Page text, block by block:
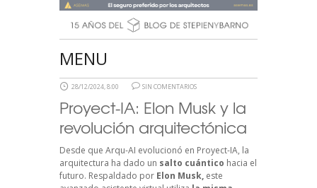
MENU
28/12/2024, 8:00 SIN COMENTARIOS
Proyect-IA: Elon Musk y la
revolución arquitectónica
Desde que Arqu-AI evolucionó en Proyect-IA, la
arquitectura ha dado un salto cuántico hacia el
futuro. Respaldado por Elon Musk, este